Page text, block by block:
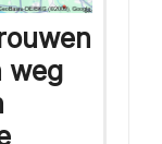
weg